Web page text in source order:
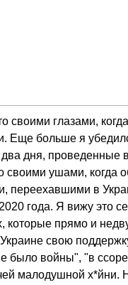
своими глазами,
Еще больше я
два дня, проведенные
своими ушами, когда
переехавшими в
года. Я вижу это
которые прямо и
свою
было войны", "в ссоре
малодушной х*йни.